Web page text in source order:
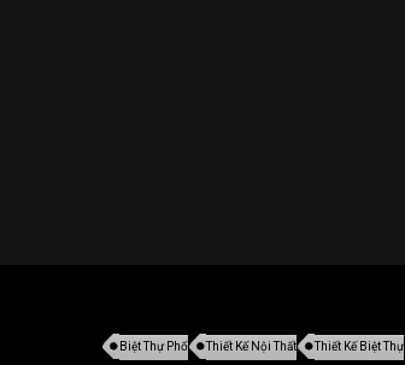
Biệt Thự Phố Thiết Kế Nội Thất Thiết Kế Biệt Thự